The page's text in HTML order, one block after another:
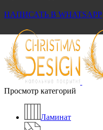
НАПИСАТЬ В WHATSAPP
Просмотр категорий
Ламинат